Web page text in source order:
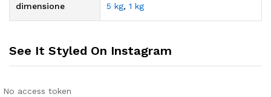
dimensione 5 kg, 1 kg
See It Styled On Instagram
No access token